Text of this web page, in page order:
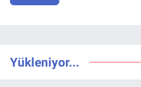
Yükleniyor...